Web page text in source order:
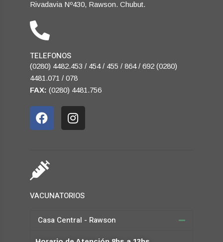
Rivadavia Nº430, Rawson. Chubut.
TELEFONOS
(0280) 4482.453 / 454 / 455 / 864 / 692 (0280)
4481.071 / 078
FAX: (0280) 4481.756
VACUNATORIOS
Casa Central - Rawson